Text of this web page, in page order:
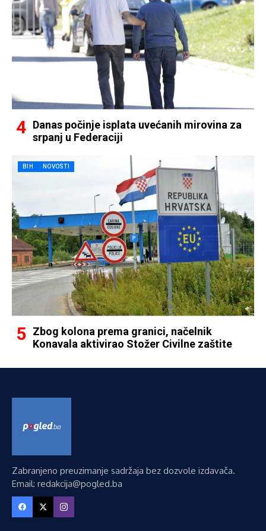
Danas počinje isplata uvećanih mirovina za
srpanj u Federaciji
BIH NOVOSTI
Zbog kolona prema granici, načelnik
Konavala aktivirao Stožer Civilne zaštite
Zabranjeno preuzimanje sadržaja bez dozvole izdavača.
Email: redakcija@pogled.ba